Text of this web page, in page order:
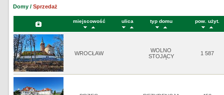
Domy / Sprzedaż
miejscowość ulica typ domu pow. użyt.
WROCŁAW
WOLNO
STOJĄCY
1 587